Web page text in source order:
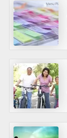
l
e
z
a
D
i
e
a